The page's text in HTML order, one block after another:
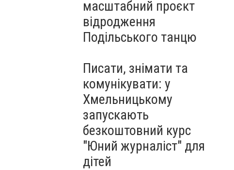
масштабний проєкт
відродження
Подільського танцю
Писати, знімати та
комунікувати: у
Хмельницькому
запускають
безкоштовний курс
"Юний журналіст" для
дітей